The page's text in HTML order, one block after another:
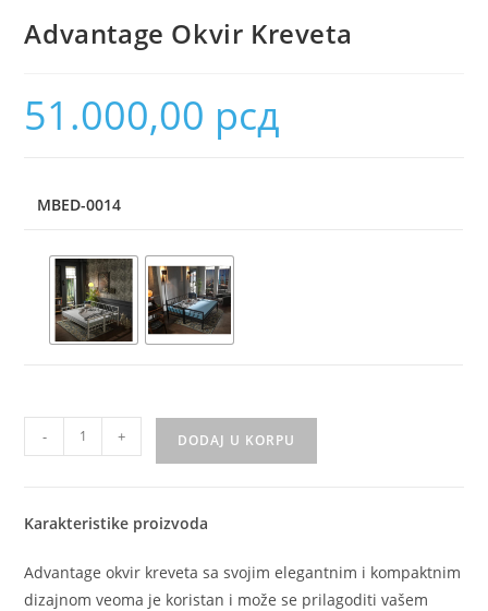
Advantage Okvir Kreveta
51.000,00 рсд
MBED-0014
- + DODAJ U KORPU
Karakteristike proizvoda
Advantage okvir kreveta sa svojim elegantnim i kompaktnim
dizajnom veoma je koristan i može se prilagoditi vašem